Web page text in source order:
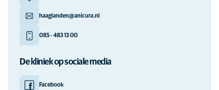
haaglanden@anicura.nl
085 - 483 13 00
De kliniek op sociale media
Facebook